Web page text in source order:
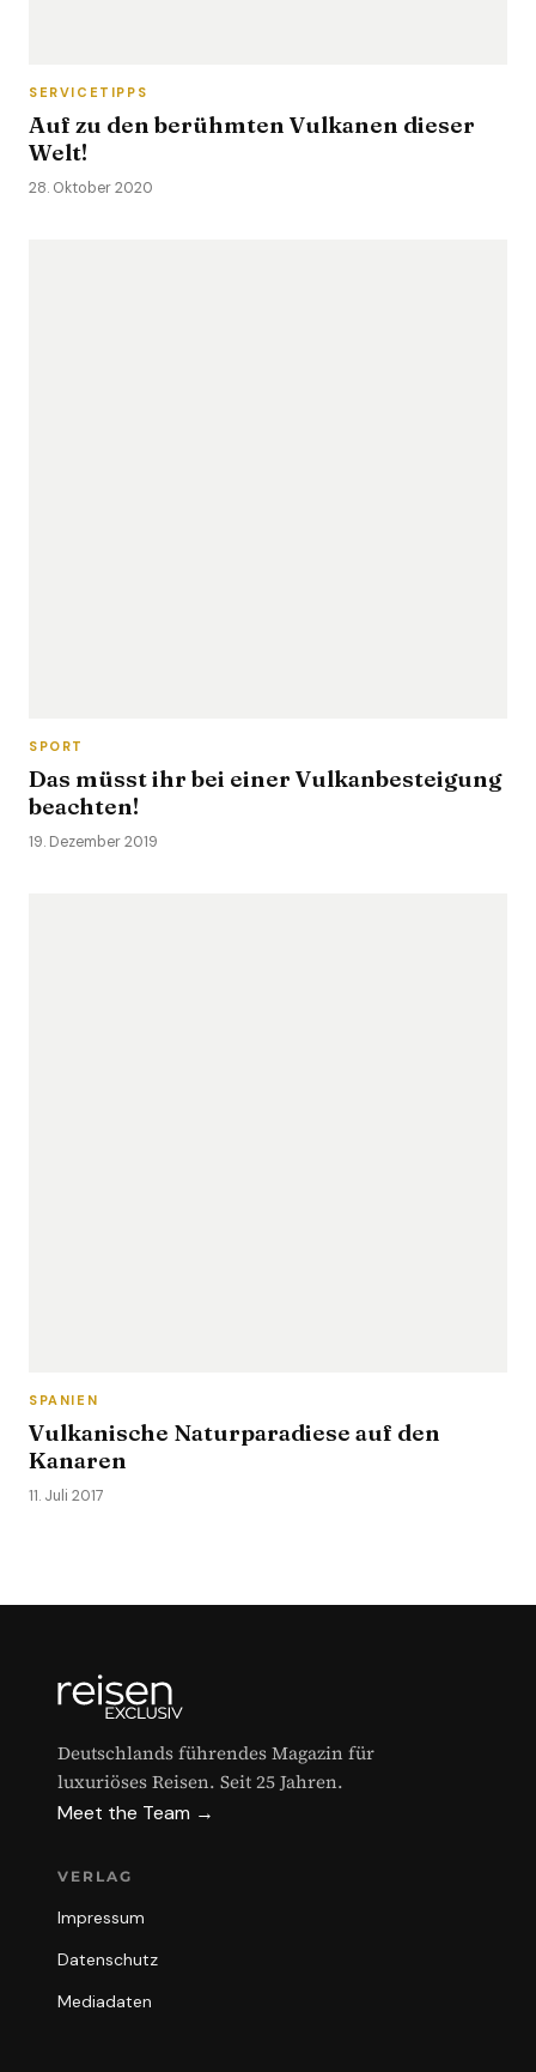
SERVICETIPPS
Auf zu den berühmten Vulkanen dieser
Welt!
28. Oktober 2020
SPORT
Das müsst ihr bei einer Vulkanbesteigung
beachten!
19. Dezember 2019
SPANIEN
Vulkanische Naturparadiese auf den
Kanaren
11. Juli 2017
Deutschlands führendes Magazin für
luxuriöses Reisen. Seit 25 Jahren.
Meet the Team →
VERLAG
Impressum
Datenschutz
Mediadaten